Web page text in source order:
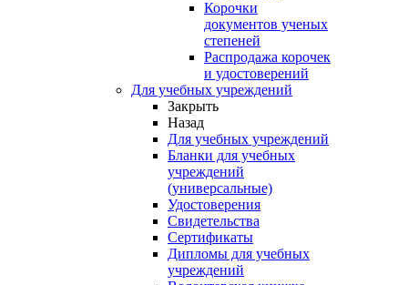
Корочки
документов ученых
степеней
Распродажа корочек
и удостоверений
Для учебных учреждений
Закрыть
Назад
Для учебных учреждений
Бланки для учебных
учреждений
(универсальные)
Удостоверения
Свидетельства
Сертификаты
Дипломы для учебных
учреждений